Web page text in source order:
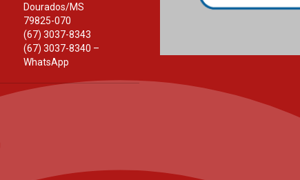
Dourados/MS
79825-070
(67) 3037-8343
(67) 3037-8340 –
WhatsApp